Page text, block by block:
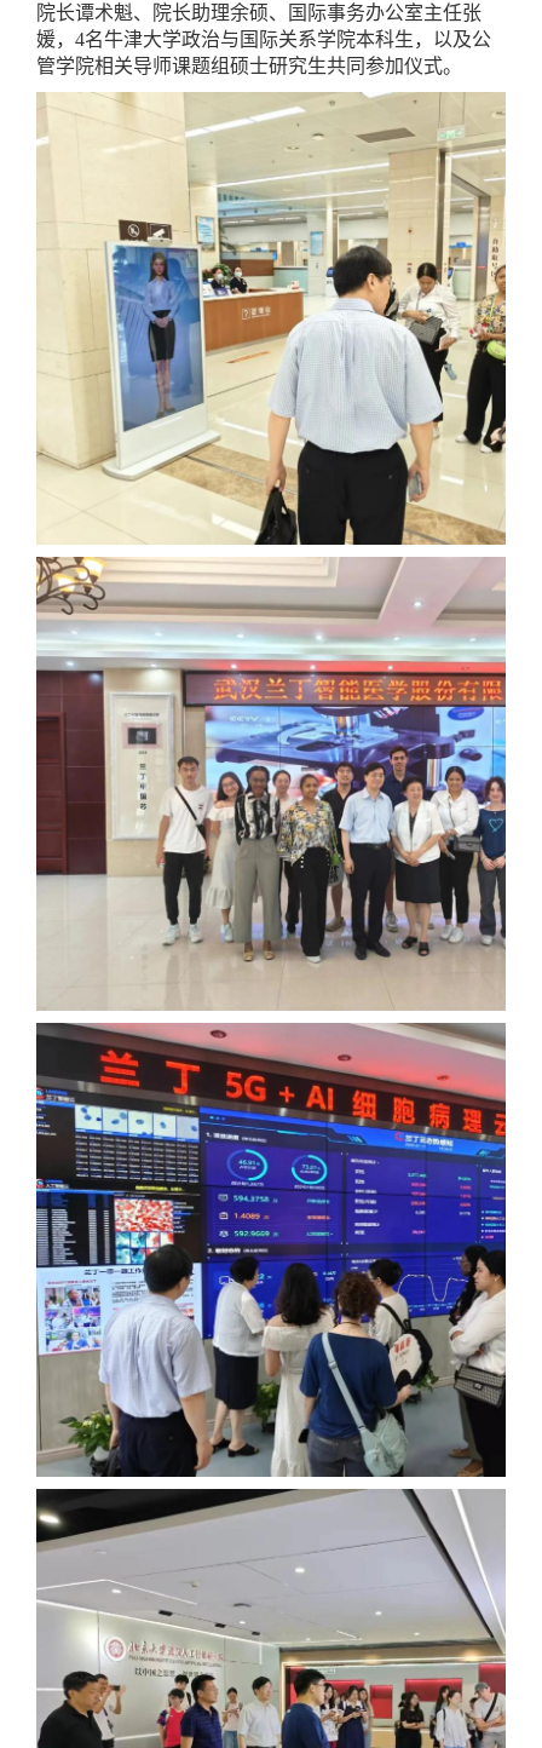
院长谭术魁、院长助理余硕、国际事务办公室主任张
媛，4名牛津大学政治与国际关系学院本科生，以及公
管学院相关导师课题组硕士研究生共同参加仪式。